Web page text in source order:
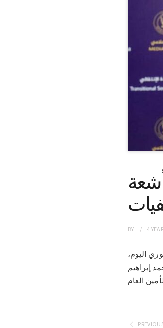
BY 4
اليوم،
إبراهيم